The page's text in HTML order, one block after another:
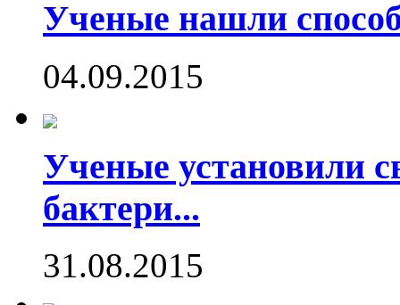
Ученые нашли
04.09.2015
Ученые установили
бактери...
31.08.2015